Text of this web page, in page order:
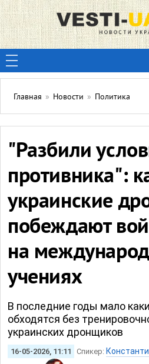
Главная » Новости » Политика
"Разбили
противника":
украинские
побеждают
на
учениях
В последние годы мало
обходятся без
украинских дронщиков
16-05-2026, 11:11 Спикер: